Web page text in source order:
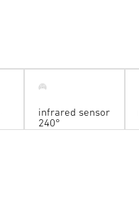
infrared sensor
240°